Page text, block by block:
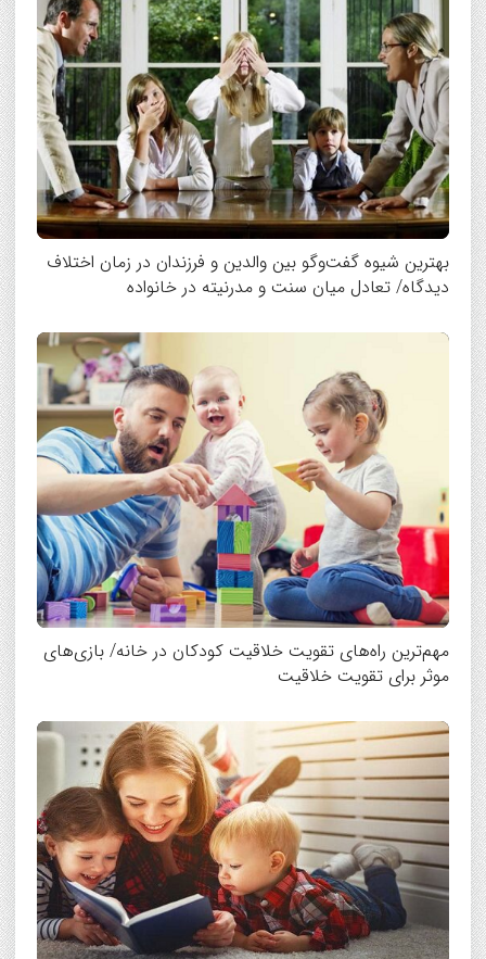
بهترین شیوه گفت‌وگو بین والدین و فرزندان در زمان اختلاف
دیدگاه/ تعادل میان سنت و مدرنیته در خانواده
مهم‌ترین راه‌های تقویت خلاقیت کودکان در خانه/ بازی‌های
موثر برای تقویت خلاقیت